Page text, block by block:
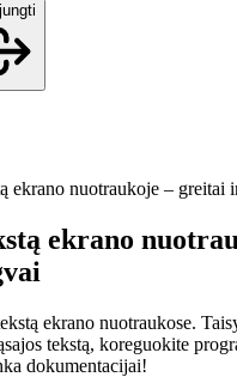
ekrano nuotraukoje – greitai
ekrano
ekrano nuotraukose.
tekstą, koreguokite
dokumentacijai!